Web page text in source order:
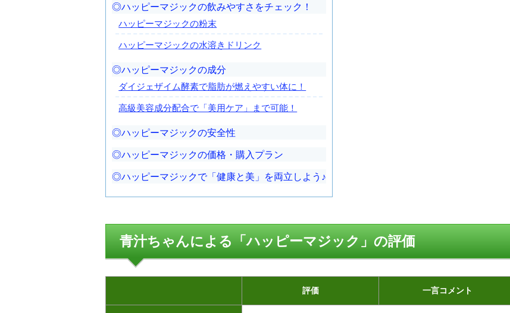
ハッピーマジックの飲みやすさをチェック！
ハッピーマジックの粉末
ハッピーマジックの水溶きドリンク
ハッピーマジックの成分
ダイジェザイム酵素で脂肪が燃えやすい体に！
高級美容成分配合で「美用ケア」まで可能！
ハッピーマジックの安全性
ハッピーマジックの価格・購入プラン
ハッピーマジックで「健康と美」を両立しよう♪
青汁ちゃんによる「ハッピーマジック」の評価
評価 一言コメント